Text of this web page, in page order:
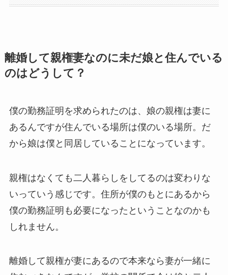
離婚して親権妻なのに未だ娘と住んでいる
のはどうして？
僕の勤務証明を求められたのは、娘の親権は妻に
あるんですが住んでいる場所は僕のいる場所。だ
から娘は僕と同居していることになっています。
親権はなくても二人暮らしをしてるのは変わりな
いっていう感じです。住所が僕のもとにあるから
僕の勤務証明も必要になったということなのかも
しれません。
離婚して親権が妻にあるので本来なら妻が一緒に